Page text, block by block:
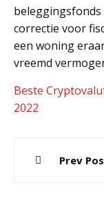
correctie voor
een woning
vreemd
Beste
2022
Prev